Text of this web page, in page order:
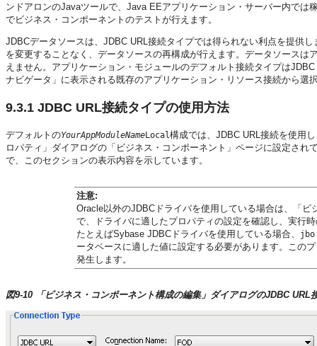
ンドアロンのJavaツールで、Java EEアプリケーション・サーバー内で
でビジネス・コンポーネントのテストが行えます。
JDBCデータソースは、JDBC URL接続タイプでは得られない利点を提供
を変更することなく、データソースの再構成が行えます。データソース
えません。アプリケーション・モジュールのデフォルト接続タイプは
ナビゲータ」に表示される既存のアプリケーション・リソース接続から選
9.3.1 JDBC URL接続タイプの使用方法
デフォルトのYourAppModuleNameLocal構成では、JDBC URL接続を使用
ロパティ」ダイアログの「ビジネス・コンポーネント」ページに設定され
で、このセクションの表示内容を示しています。
注意:
Oracle以外のJDBCドライバを使用している場合は、「
で、ドライバに適したプロパティの設定を確認し、実行
たとえばSybase JDBCドライバを使用している場合、
ータベースに適した値に設定する必要があります。この
発生します。
図9-10 「ビジネス・コンポーネント構成の編集」ダイアログのJDBC URL